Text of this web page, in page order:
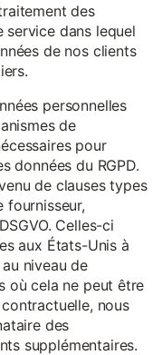
des
dans lequel
de nos clients
personnelles
de
pour
données du RGPD.
de clauses types
fournisseur,
Celles-ci
aux États-Unis à
niveau de
où cela ne peut être
nous
des
supplémentaires.